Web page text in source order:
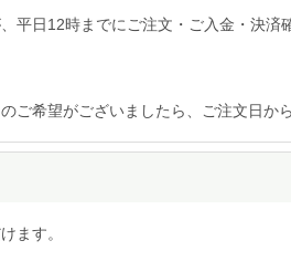
平日12時までにご注文・ご入金・決
ご希望がございましたら、ご注文日か
ます。